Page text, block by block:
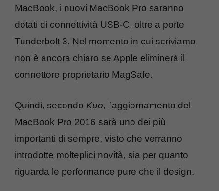
MacBook, i nuovi MacBook Pro saranno
dotati di connettività USB-C, oltre a porte
Tunderbolt 3. Nel momento in cui scriviamo,
non è ancora chiaro se Apple eliminerà il
connettore proprietario MagSafe.
Quindi, secondo Kuo, l’aggiornamento del
MacBook Pro 2016 sarà uno dei più
importanti di sempre, visto che verranno
introdotte molteplici novità, sia per quanto
riguarda le performance pure che il design.